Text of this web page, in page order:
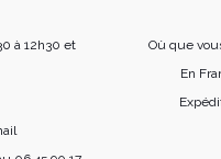
à 12h30 et
Où que
En